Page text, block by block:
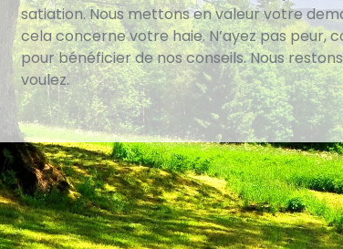
satiation. Nous mettons en valeur votre
cela concerne votre haie. N’ayez pas peur,
pour bénéficier de nos conseils. Nous
voulez.